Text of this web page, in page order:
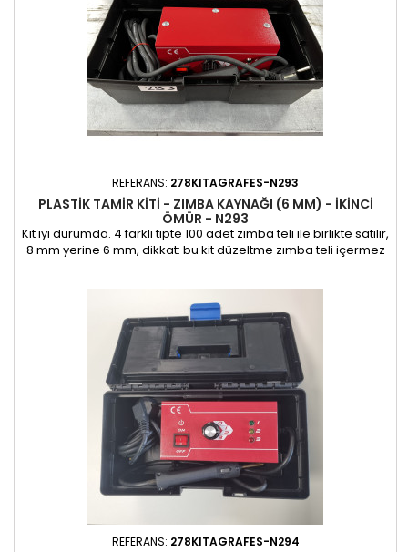
REFERANS: 278KITAGRAFES-N293
PLASTIK TAMIR KITI - ZIMBA KAYNAĞI (6 MM) - IKINCI
ÖMÜR - N293
Kit iyi durumda. 4 farklı tipte 100 adet zımba teli ile birlikte satılır,
8 mm yerine 6 mm, dikkat: bu kit düzeltme zımba teli içermez
adet mevcuttur 2. ömür garantisi: 6 ay Zımba kaynaklı plastik
onarım kiti, karmaşık çatlaklara sahip olanlar da dahil olmak
üzere her tür plastiğin etkili bir...
REFERANS: 278KITAGRAFES-N294